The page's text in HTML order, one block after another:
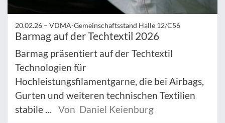
20.02.26 – VDMA-Gemeinschaftsstand Halle 12/C56
Barmag auf der Techtextil 2026
Barmag präsentiert auf der Techtextil
Technologien für
Hochleistungsfilamentgarne, die bei Airbags,
Gurten und weiteren technischen Textilien
stabile ...
Von Daniel Keienburg